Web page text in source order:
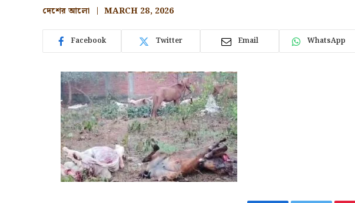
দেশের আলো MARCH 28, 2026
Facebook Twitter Email WhatsApp